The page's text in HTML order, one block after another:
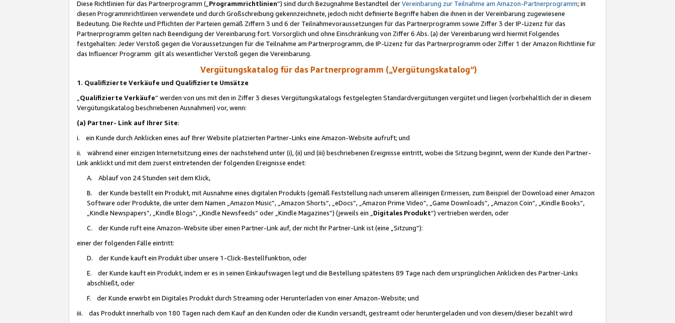
Diese Richtlinien für das Partnerprogramm („Programmrichtlinien“) sind durch Bezugnahme Bestandteil derVereinbarung zur Teilnahme am Amazon-Partnerprogramm; in
diesen Programmrichtlinien verwendete und durch Großschreibung gekennzeichnete, jedoch nicht definierte Begriffe haben die ihnen in der Vereinbarung zugewiesene
Bedeutung. Die Rechte und Pflichten der Parteien gemäß Ziffern 3 und 6 der Teilnahmevoraussetzungen für das Partnerprogramm sowie Ziffer 3 der IP-Lizenz für das
Partnerprogramm gelten nach Beendigung der Vereinbarung fort. Vorsorglich und ohne Einschränkung von Ziffer 6 Abs. (a) der Vereinbarung wird hiermit Folgendes
festgehalten: Jeder Verstoß gegen die Voraussetzungen für die Teilnahme am Partnerprogramm, die IP-Lizenz für das Partnerprogramm oder Ziffer 1 der Amazon Richtlinie für
das Influencer Programm gilt als wesentlicher Verstoß gegen die Vereinbarung.
Vergütungskatalog für das Partnerprogramm („Vergütungskatalog“)
1. Qualifizierte Verkäufe und Qualifizierte Umsätze
Qualifizierte Verkäufe“ werden von uns mit den in Ziffer 3 dieses Vergütungskatalogs festgelegten Standardvergütungen vergütet und liegen (vorbehaltlich der in diesem
Vergütungskatalog beschriebenen Ausnahmen) vor, wenn:
(a) Partner- Link auf Ihrer Site:
i. ein Kunde durch Anklicken eines auf Ihrer Website platzierten Partner-Links eine Amazon-Website aufruft; und
ii. während einer einzigen Internetsitzung eines der nachstehend unter (i), (ii) und (iii) beschriebenen Ereignisse eintritt, wobei die Sitzung beginnt, wenn der Kunde den Partner-
Link anklickt und mit dem zuerst eintretenden der folgenden Ereignisse endet:
A. Ablauf von 24 Stunden seit dem Klick,
B. der Kunde bestellt ein Produkt, mit Ausnahme eines digitalen Produkts (gemäß Feststellung nach unserem alleinigen Ermessen, zum Beispiel der Download einer Amazon
Software oder Produkte, die unter dem Namen „Amazon Music“, „Amazon Shorts“, „eDocs“, „Amazon Prime Video“, „Game Downloads“, „Amazon Coin“, „Kindle Books“,
„Kindle Newspapers“, „Kindle Blogs“, „Kindle Newsfeeds“ oder „Kindle Magazines“) (jeweils ein „ Digitales Produkt“) vertrieben werden, oder
C. der Kunde ruft eine Amazon-Website über einen Partner-Link auf, der nicht Ihr Partner-Link ist (eine „Sitzung“):
einer der folgenden Fälle eintritt:
D. der Kunde kauft ein Produkt über unsere 1-Click-Bestellfunktion, oder
E. der Kunde kauft ein Produkt, indem er es in seinen Einkaufswagen legt und die Bestellung spätestens 89 Tage nach dem ursprünglichen Anklicken des Partner-Links
abschließt, oder
F. der Kunde erwirbt ein Digitales Produkt durch Streaming oder Herunterladen von einer Amazon-Website; und
iii. das Produkt innerhalb von 180 Tagen nach dem Kauf an den Kunden oder die Kundin versandt, gestreamt oder heruntergeladen und von diesem/dieser bezahlt wird